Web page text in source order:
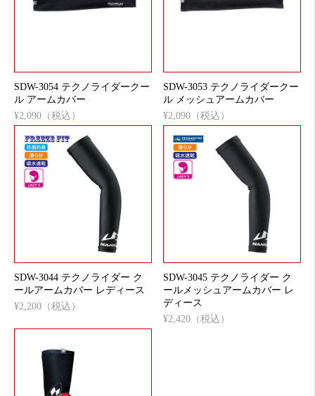
SDW-3054 テクノライダークー
ル アームカバー
¥2,090（税込）
SDW-3053 テクノライダークー
ル メッシュアームカバー
¥2,090（税込）
SDW-3044 テクノライダー ク
ールアームカバー レディース
¥2,200（税込）
SDW-3045 テクノライダー ク
ールメッシュアームカバー レ
ディース
¥2,420（税込）